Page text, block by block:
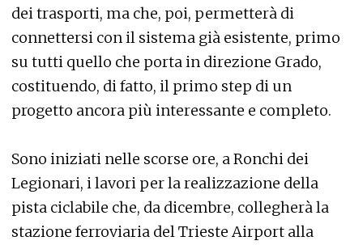
dei trasporti, ma che, poi, permetterà di
connettersi con il sistema già esistente, primo
su tutti quello che porta in direzione Grado,
costituendo, di fatto, il primo step di un
progetto ancora più interessante e completo.
Sono iniziati nelle scorse ore, a Ronchi dei
Legionari, i lavori per la realizzazione della
pista ciclabile che, da dicembre, collegherà la
stazione ferroviaria del Trieste Airport alla